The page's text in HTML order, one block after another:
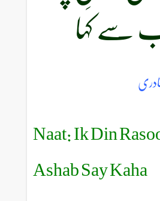
سے کہا
Naat: Ik Din
Ashab Say Kaha